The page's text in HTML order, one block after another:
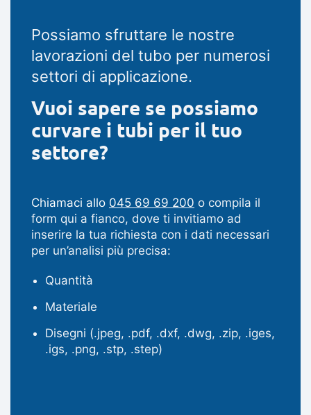
Possiamo sfruttare le nostre
lavorazioni del tubo per numerosi
settori di applicazione.
Vuoi sapere se possiamo
curvare i tubi per il tuo
settore?
Chiamaci allo 045 69 69 200 o compila il
form qui a fianco, dove ti invitiamo ad
inserire la tua richiesta con i dati necessari
per un’analisi più precisa:
Quantità
Materiale
Disegni (.jpeg, .pdf, .dxf, .dwg, .zip, .iges,
.igs, .png, .stp, .step)